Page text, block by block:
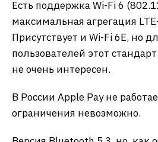
Есть поддержка Wi-Fi 6
максимальная агрегация
Присутствует и Wi-Fi 6E, но
пользователей этот
не очень интересен.
В России Apple Pay не
ограничения невозможно.